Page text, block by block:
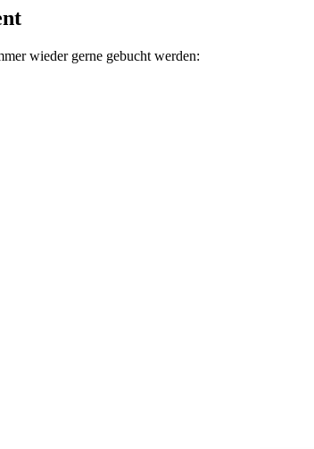
wieder gerne gebucht werden: